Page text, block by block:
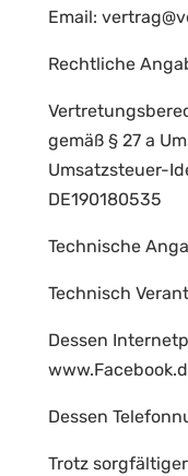
Email:
Rechtliche
gemäß § 27 a
Umsatzsteuer-
DE190180535
Technische
Technisch
Dessen
Dessen
Trotz